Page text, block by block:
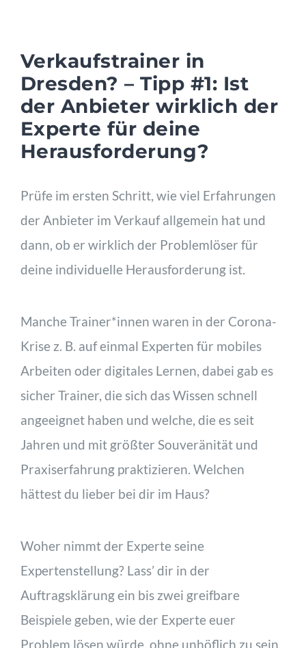
Verkaufstrainer in
Dresden? – Tipp #1: Ist
der Anbieter wirklich der
Experte für deine
Herausforderung?
Prüfe im ersten Schritt, wie viel Erfahrungen
der Anbieter im Verkauf allgemein hat und
dann, ob er wirklich der Problemlöser für
deine individuelle Herausforderung ist.
Manche Trainer*innen waren in der Corona-
Krise z. B. auf einmal Experten für mobiles
Arbeiten oder digitales Lernen, dabei gab es
sicher Trainer, die sich das Wissen schnell
angeeignet haben und welche, die es seit
Jahren und mit größter Souveränität und
Praxiserfahrung praktizieren. Welchen
hättest du lieber bei dir im Haus?
Woher nimmt der Experte seine
Expertenstellung? Lass’ dir in der
Auftragsklärung ein bis zwei greifbare
Beispiele geben, wie der Experte euer
Problem lösen würde, ohne unhöflich zu sein.